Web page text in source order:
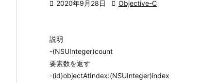
 2020年9月28日  Objective-C
説明
-(NSUInteger)count
要素数を返す
-(id)objectAtIndex:(NSUInteger)index